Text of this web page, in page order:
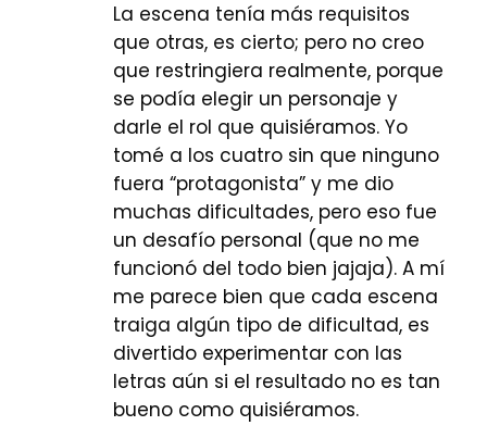
La escena tenía más requisitos
que otras, es cierto; pero no creo
que restringiera realmente, porque
se podía elegir un personaje y
darle el rol que quisiéramos. Yo
tomé a los cuatro sin que ninguno
fuera “protagonista” y me dio
muchas dificultades, pero eso fue
un desafío personal (que no me
funcionó del todo bien jajaja). A mí
me parece bien que cada escena
traiga algún tipo de dificultad, es
divertido experimentar con las
letras aún si el resultado no es tan
bueno como quisiéramos.